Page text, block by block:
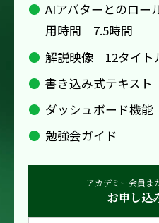
AIアバターとのロー
用時間 7.5時間
解説映像 12タイト
書き込み式テキスト
ダッシュボード機能
勉強会ガイド
アカデミー会員ま
お申し込